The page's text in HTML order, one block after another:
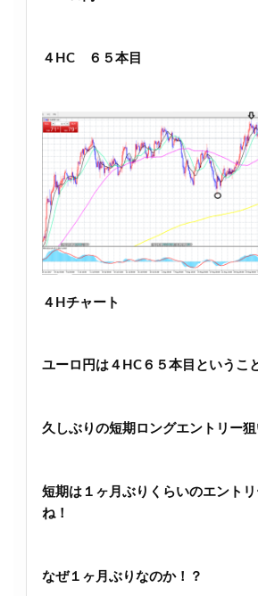
４HC ６５本目
４Hチャート
ユーロ円は４HC６５本目というこ
久しぶりの短期ロングエントリー狙
短期は１ヶ月ぶりくらいのエント
ね！
なぜ１ヶ月ぶりなのか！？